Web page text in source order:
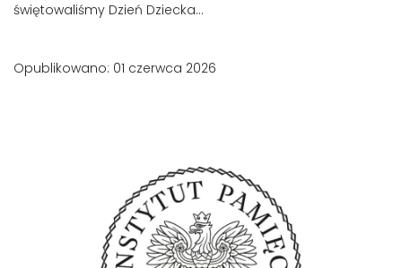
świętowaliśmy Dzień Dziecka...
Opublikowano: 01 czerwca 2026